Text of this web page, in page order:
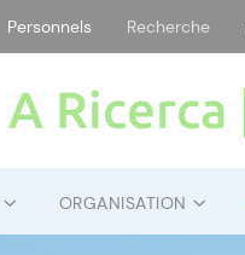
Personnels Recherche
A Ricerca |
ORGANISATION